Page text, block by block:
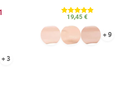
+ 3
Note
4.84
sur 5
19,45 €
+ 9